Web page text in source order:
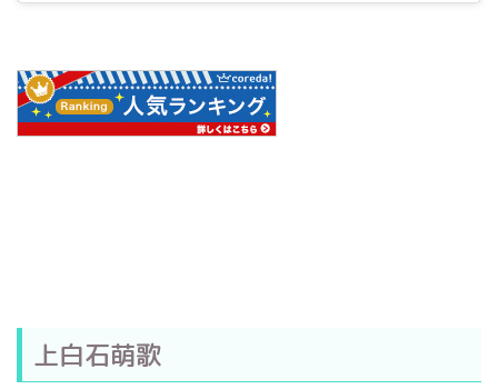
上白石萌歌